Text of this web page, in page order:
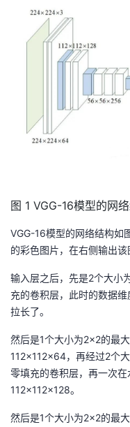
证
实
的
持
建
图 1 VGG-16模型的网
VGG-16模型的网络结构如
的彩色图片，在右侧输出该
输入层之后，先是2个大小
充的卷积层，此时的数据
拉长了。
然后是1个大小为2×2的最
112×112×64，再经过2个
零填充的卷积层，再一次
112×112×128。
然后是1个大小为2×2的最